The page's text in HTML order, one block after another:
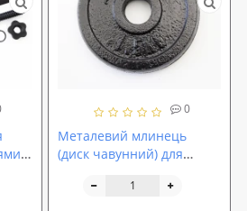
0
Металевий млинець
(диск чавунний) для
25мм OSPORT 1.5 кг (OF-